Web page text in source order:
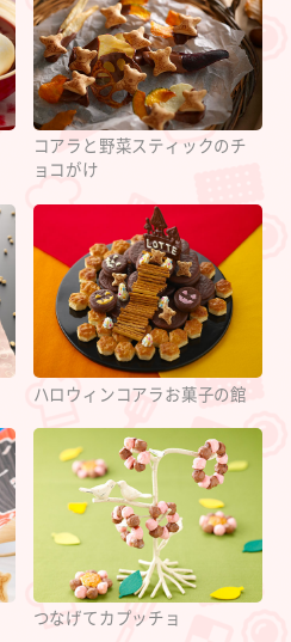
コアラと野菜スティックのチ
ョコがけ
ハロウィンコアラお菓子の館
つなげてカプッチョ